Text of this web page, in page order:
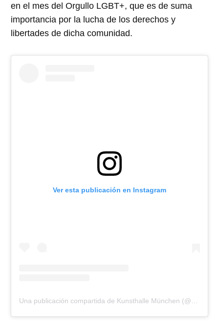
en el mes del Orgullo LGBT+, que es de suma
importancia por la lucha de los derechos y
libertades de dicha comunidad.
Ver esta publicación en Instagram